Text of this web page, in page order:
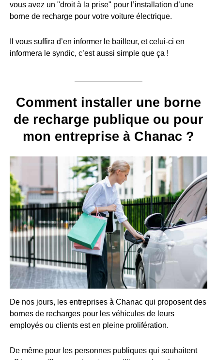
vous avez un "droit à la prise" pour l’installation d’une
borne de recharge pour votre voiture électrique.
Il vous suffira d’en informer le bailleur, et celui-ci en
informera le syndic, c’est aussi simple que ça !
Comment installer une borne
de recharge publique ou pour
mon entreprise à Chanac ?
De nos jours, les entreprises à Chanac qui proposent des
bornes de recharges pour les véhicules de leurs
employés ou clients est en pleine prolifération.
De même pour les personnes publiques qui souhaitent